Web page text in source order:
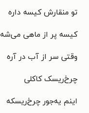
تو منقارش کیسه داره
کیسه پر از ماهی می‌شه
وقتی سر از آب در آره
چرخ‌ریسک کاکلی
اینم یه‌جور چرخ‌ریسکه